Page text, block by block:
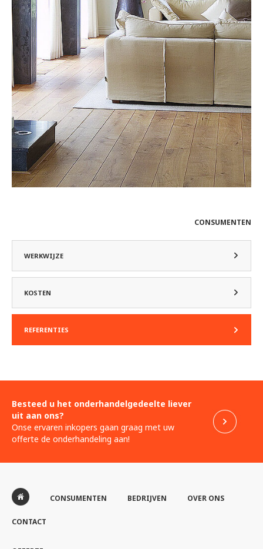
CONSUMENTEN
WERKWIJZE
KOSTEN
REFERENTIES
Besteed u het onderhandelgedeelte liever
uit aan ons?
Onse ervaren inkopers gaan graag met uw
offerte de onderhandeling aan!
CONSUMENTEN BEDRIJVEN OVER ONS
CONTACT